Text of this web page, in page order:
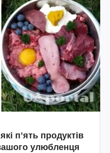
пʼять продуктів
улюбленця